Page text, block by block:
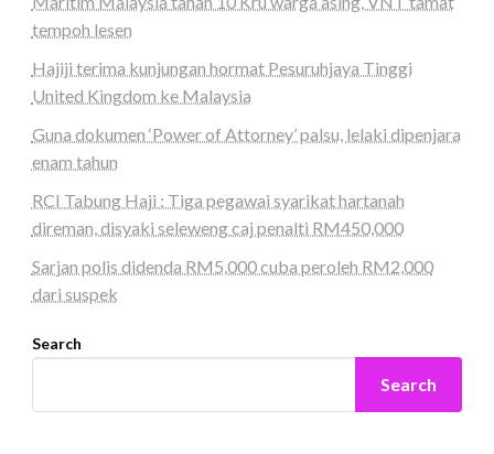
tempoh lesen
Hajiji terima kunjungan hormat Pesuruhjaya Tinggi
United Kingdom ke Malaysia
Guna dokumen ‘Power of Attorney’ palsu, lelaki dipenjara
enam tahun
RCI Tabung Haji : Tiga pegawai syarikat hartanah
direman, disyaki seleweng caj penalti RM450,000
Sarjan polis didenda RM5,000 cuba peroleh RM2,000
dari suspek
Search
Search